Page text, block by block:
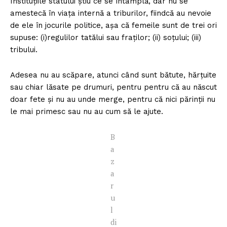
amestecă în viața internă a triburilor, fiindcă au nevoie
de ele în jocurile politice, așa că femeile sunt de trei ori
supuse: (i)regulilor tatălui sau fraților; (ii) soțului; (iii)
tribului.
Adesea nu au scăpare, atunci când sunt bătute, hărțuite
sau chiar lăsate pe drumuri, pentru pentru că au născut
doar fete și nu au unde merge, pentru că nici părinții nu
le mai primesc sau nu au cum să le ajute.
B
a
z
a
r
u
l
di